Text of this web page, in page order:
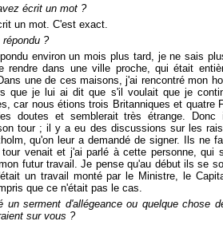
écrit un mot ?
un mot. C'est exact.
?
environ un mois plus tard, je ne sais
rendre dans une ville proche, qui était
une de ces maisons, j'ai rencontré mon
que je lui ai dit que s'il voulait que je
car nous étions trois Britanniques et quatre
doutes et semblerait très étrange.
tour ; il y a eu des discussions sur les
qu'on leur a demandé de signer. Ils ne
venait et j'ai parlé à cette personne, qui
futur travail. Je pense qu'au début ils se
un travail monté par le Ministre, le
que ce n'était pas le cas.
un serment d'allégeance ou quelque chose
sur vous ?